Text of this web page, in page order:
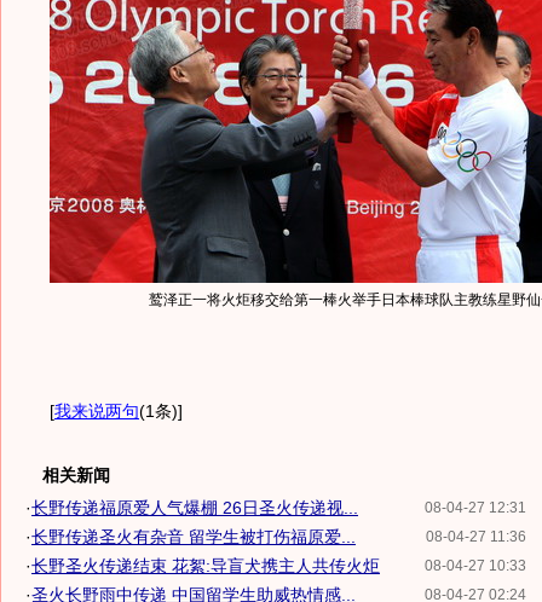
鹫泽正一将火炬移交给第一棒火举手日本棒球队主教练星野
[我来说两句(1条)]
相关新闻
08-04-27 12:31
·长野传递福原爱人气爆棚 26日圣火传递视...
08-04-27 11:36
·长野传递圣火有杂音 留学生被打伤福原爱...
08-04-27 10:33
·长野圣火传递结束 花絮:导盲犬携主人共传火炬
08-04-27 02:24
·圣火长野雨中传递 中国留学生助威热情感...